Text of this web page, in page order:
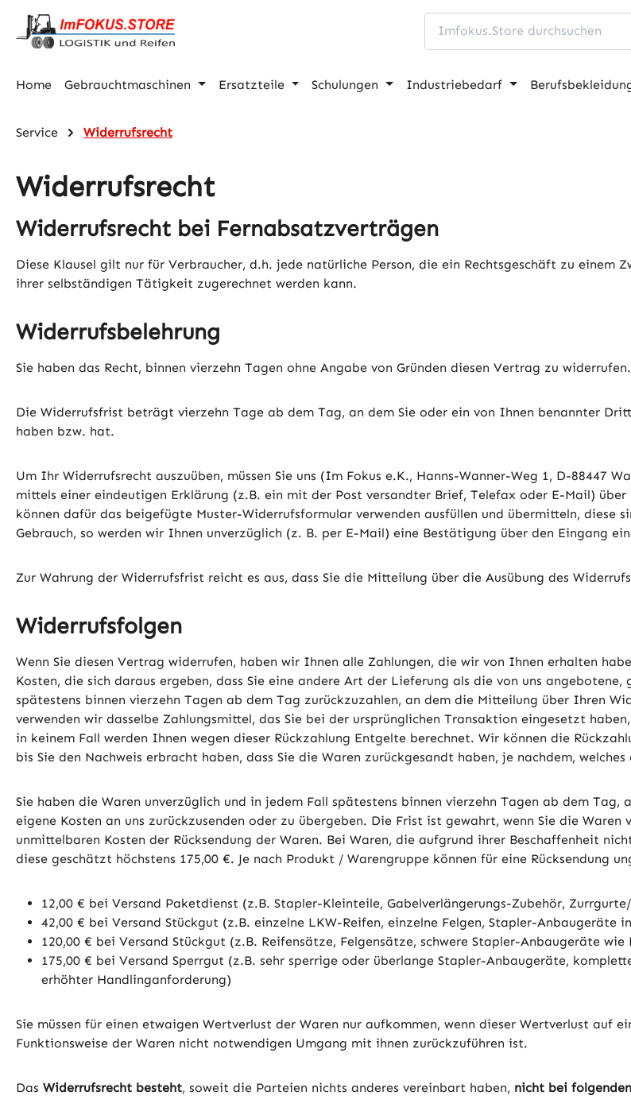
Hauptinhalt springen
Zur Suche springen
Zur Hauptnavigation springen
Home Gebrauchtmaschinen Ersatzteile Schulungen Industriebedarf
Service Widerrufsrecht
Widerrufsrecht
Widerrufsrecht bei Fernabsatzverträgen
Diese Klausel gilt nur für Verbraucher, d.h. jede natürliche Person, die ein Rechtsgeschäft zu einem
ihrer selbständigen Tätigkeit zugerechnet werden kann.
Widerrufsbelehrung
Sie haben das Recht, binnen vierzehn Tagen ohne Angabe von Gründen diesen Vertrag zu widerrufen.
Die Widerrufsfrist beträgt vierzehn Tage ab dem Tag, an dem Sie oder ein von Ihnen benannter
haben bzw. hat.
Um Ihr Widerrufsrecht auszuüben, müssen Sie uns (Im Fokus e.K., Hanns-Wanner-Weg 1, D-88447
mittels einer eindeutigen Erklärung (z.B. ein mit der Post versandter Brief, Telefax oder E-Mail)
können dafür das beigefügte Muster-Widerrufsformular verwenden ausfüllen und übermitteln, diese
Gebrauch, so werden wir Ihnen unverzüglich (z. B. per E-Mail) eine Bestätigung über den Eingang
Zur Wahrung der Widerrufsfrist reicht es aus, dass Sie die Mitteilung über die Ausübung des
Widerrufsfolgen
Wenn Sie diesen Vertrag widerrufen, haben wir Ihnen alle Zahlungen, die wir von Ihnen erhalten
Kosten, die sich daraus ergeben, dass Sie eine andere Art der Lieferung als die von uns
spätestens binnen vierzehn Tagen ab dem Tag zurückzuzahlen, an dem die Mitteilung über Ihren
verwenden wir dasselbe Zahlungsmittel, das Sie bei der ursprünglichen Transaktion eingesetzt
in keinem Fall werden Ihnen wegen dieser Rückzahlung Entgelte berechnet. Wir können die
bis Sie den Nachweis erbracht haben, dass Sie die Waren zurückgesandt haben, je nachdem,
Sie haben die Waren unverzüglich und in jedem Fall spätestens binnen vierzehn Tagen ab dem
eigene Kosten an uns zurückzusenden oder zu übergeben. Die Frist ist gewahrt, wenn Sie die
unmittelbaren Kosten der Rücksendung der Waren. Bei Waren, die aufgrund ihrer Beschaffenheit
diese geschätzt höchstens 175,00 €. Je nach Produkt / Warengruppe können für eine Rücksendung
12,00 € bei Versand Paketdienst (z.B. Stapler-Kleinteile, Gabelverlängerungs-Zubehör,
42,00 € bei Versand Stückgut (z.B. einzelne LKW-Reifen, einzelne Felgen, Stapler-
120,00 € bei Versand Stückgut (z.B. Reifensätze, Felgensätze, schwere Stapler-Anbaugeräte
175,00 € bei Versand Sperrgut (z.B. sehr sperrige oder überlange Stapler-Anbaugeräte,
erhöhter Handlinganforderung)
Sie müssen für einen etwaigen Wertverlust der Waren nur aufkommen, wenn dieser Wertverlust auf
Funktionsweise der Waren nicht notwendigen Umgang mit ihnen zurückzuführen ist.
Das Widerrufsrecht besteht, soweit die Parteien nichts anderes vereinbart haben, nicht bei